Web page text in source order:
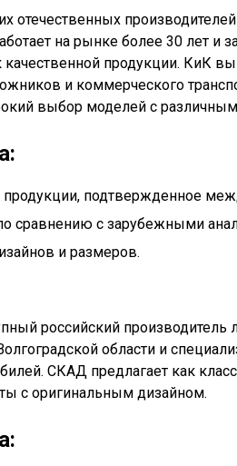
отечественных
на рынке более 30 лет и
продукции. КиК
и коммерческого
выбор моделей с
продукции, подтвержденное
сравнению с зарубежными
и размеров.
российский
области и
СКАД предлагает как
с оригинальным дизайном.